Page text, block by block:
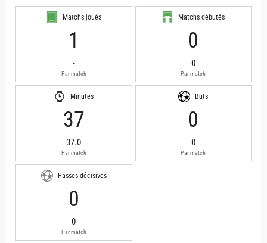
Matchs joués
1
-
Par match
Matchs débutés
0
0
Par match
Minutes
37
37.0
Par match
Buts
0
0
Par match
Passes décisives
0
0
Par match